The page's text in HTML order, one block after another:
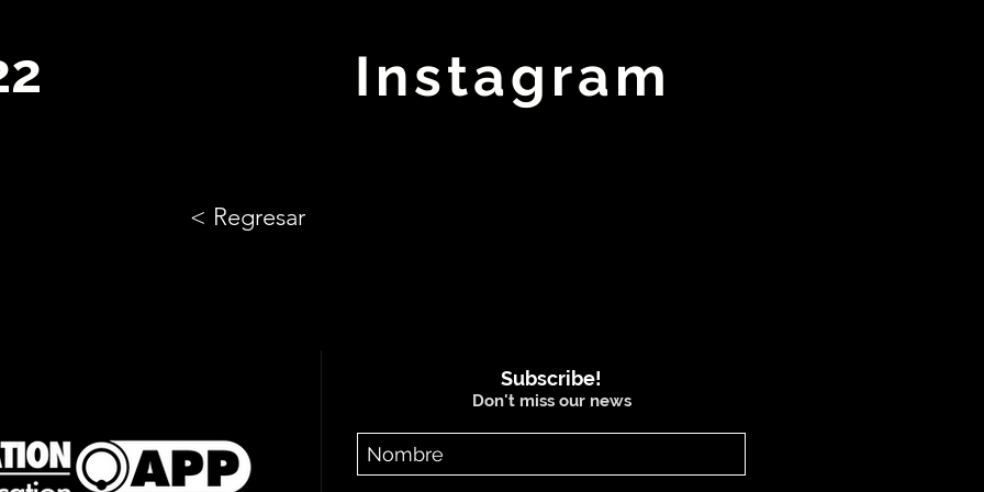
Instagram
< Regresar
Subscribe!
Don't miss our news